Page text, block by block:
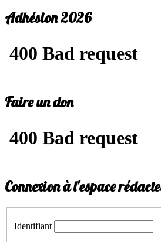
Adhésion 2026
Faire un don
Connexion à l'espace
Identifiant